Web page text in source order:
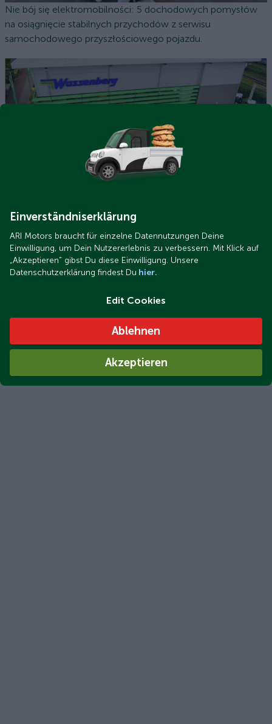
Nie bój się elektromobilności: 5 dochodowych pomysłów
na osiągnięcie stabilnych przychodów z serwisu
samochodowego przyszłościowego pojazdu.
ARI Elektrofahrzeuge beim Wassenberger Kommunaltag
GmbH poszerza swoją ofertę o pojazdy elektryczne ARI i
prezentuje je z sukcesem podczas Dnia Komunalnego.
Einverständniserklärung
ARI Motors braucht für einzelne Datennutzungen Deine
Einwilligung, um Dein Nutzererlebnis zu verbessern. Mit Klick auf
„Akzeptieren“ gibst Du diese Einwilligung. Unsere
Datenschutzerklärung findest Du hier.
Edit Cookies
Ablehnen
Akzeptieren